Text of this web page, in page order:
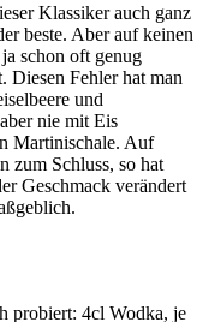
Klassiker auch ganz
beste. Aber auf keinen
schon oft genug
Diesen Fehler hat man
und
nie mit Eis
Martinischale. Auf
zum Schluss, so hat
Geschmack verändert
probiert: 4cl Wodka, je